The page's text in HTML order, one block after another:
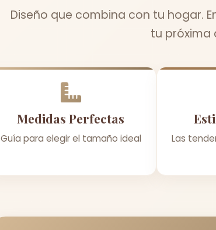
Diseño que combina con tu hogar.
tu próxima
Medidas Perfectas
Guía para elegir el tamaño ideal Las